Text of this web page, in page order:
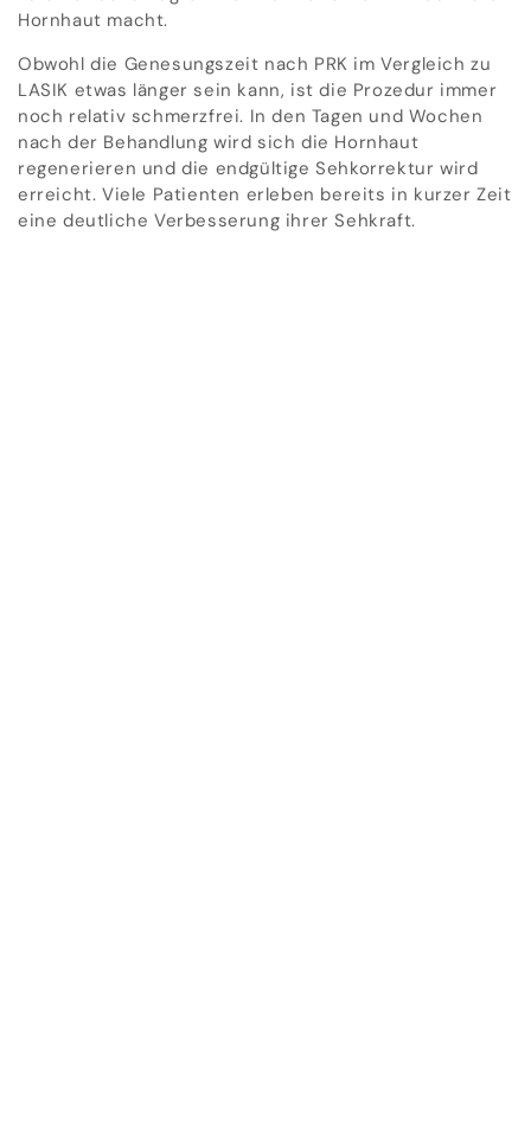
Hornhaut macht.
Obwohl die Genesungszeit nach PRK im Vergleich zu
LASIK etwas länger sein kann, ist die Prozedur immer
noch relativ schmerzfrei. In den Tagen und Wochen
nach der Behandlung wird sich die Hornhaut
regenerieren und die endgültige Sehkorrektur wird
erreicht. Viele Patienten erleben bereits in kurzer Zeit
eine deutliche Verbesserung ihrer Sehkraft.